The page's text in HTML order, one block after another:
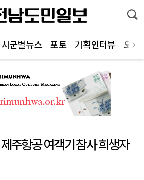
시군별뉴스 포토 기획인터뷰 오피
주항공 여객기 참사 희생자